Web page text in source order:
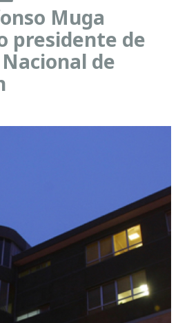
Muga
presidente de
de